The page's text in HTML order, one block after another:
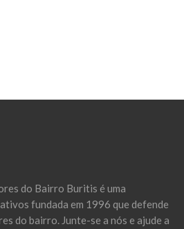
do Bairro Buritis é uma
fundada em 1996 que defende
do bairro. Junte-se a nós e ajude a